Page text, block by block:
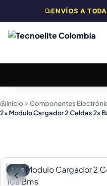
ENVÍOS A
Inicio Componentes
2x Modulo Cargador 2 Celdas 2s
1/ 8